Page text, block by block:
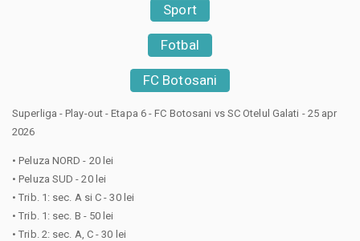
Sport
Fotbal
FC Botosani
Superliga - Play-out - Etapa 6 - FC Botosani vs SC Otelul Galati - 25 apr
2026
• Peluza NORD - 20 lei
• Peluza SUD - 20 lei
• Trib. 1: sec. A si C - 30 lei
• Trib. 1: sec. B - 50 lei
• Trib. 2: sec. A, C - 30 lei